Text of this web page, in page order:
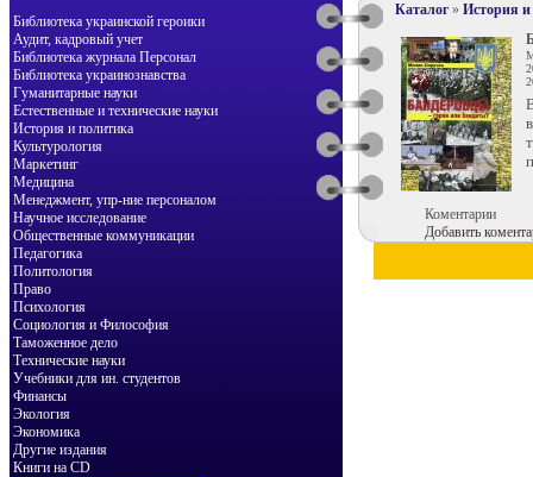
Библиотека украинской героики
Аудит, кадровый учет
Библиотека журнала Персонал
Библиотека украинознавства
Гуманитарные науки
Естественные и технические науки
История и политика
Культурология
Маркетинг
Медицина
Менеджмент, упр-ние персоналом
Научное исследование
Общественные коммуникации
Педагогика
Политология
Право
Психология
Социология и Философия
Таможенное дело
Технические науки
Учебники для ин. студентов
Финансы
Экология
Экономика
Другие издания
Книги на CD
Каталог» История
Коментарии
Добавить